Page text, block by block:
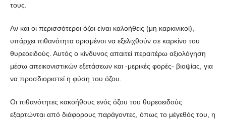
τους.
Αν και οι περισσότεροι όζοι είναι καλοήθεις (μη καρκινικοί),
υπάρχει πιθανότητα ορισμένοι να εξελιχθούν σε καρκίνο του
θυρεοειδούς. Αυτός ο κίνδυνος απαιτεί περαιτέρω αξιολόγηση
μέσω απεικονιστικών εξετάσεων και -μερικές φορές- βιοψίας, για
να προσδιοριστεί η φύση του όζου.
Οι πιθανότητες κακοήθους ενός όζου του θυρεοειδούς
εξαρτώνται από διάφορους παράγοντες, όπως το μέγεθός του, η